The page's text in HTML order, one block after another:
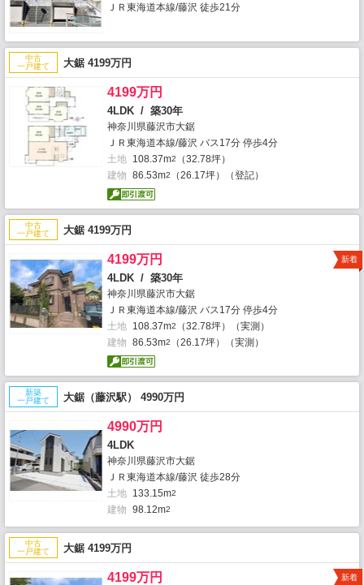
ＪＲ東海道本線/藤沢 徒歩21分
中古
一戸建て
大鋸 4199万円
4199万円
4LDK / 築30年
神奈川県藤沢市大鋸
ＪＲ東海道本線/藤沢 バス17分 停歩4分
土地 108.37m2
（32.78坪）
建物 86.53m2 （26.17坪）（登記）
中古
一戸建て
大鋸 4199万円
4199万円
4LDK / 築30年
神奈川県藤沢市大鋸
ＪＲ東海道本線/藤沢 バス17分 停歩4分
土地 108.37m2
（32.78坪）（実測）
建物 86.53m2 （26.17坪）（実測）
新着
新築
一戸建て
大鋸（藤沢駅） 4990万円
4990万円
4LDK
神奈川県藤沢市大鋸
ＪＲ東海道本線/藤沢 徒歩28分
土地 133.15m2
建物 98.12m2
中古
一戸建て
大鋸 4199万円
4199万円 新着